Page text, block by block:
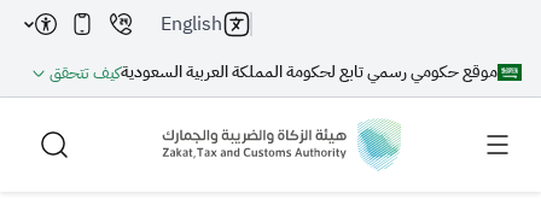
موقع حكومي رسمي تابع لحكومة المملكة العربية السعوديةكيف تتحقق
English